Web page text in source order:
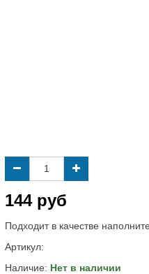
144 руб
Подходит в качестве
Артикул:
Наличие: Нет в наличии